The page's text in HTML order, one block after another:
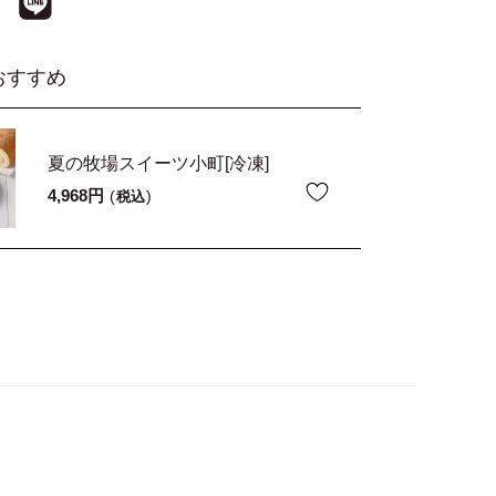
すすめ
夏の牧場スイーツ小町[冷凍]
4,968
税込